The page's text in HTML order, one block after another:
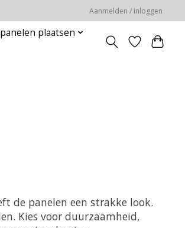
Aanmelden / Inloggen
plaatsen
de panelen een strakke look.
Kies voor duurzaamheid,